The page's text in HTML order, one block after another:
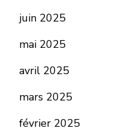
juin 2025
mai 2025
avril 2025
mars 2025
février 2025